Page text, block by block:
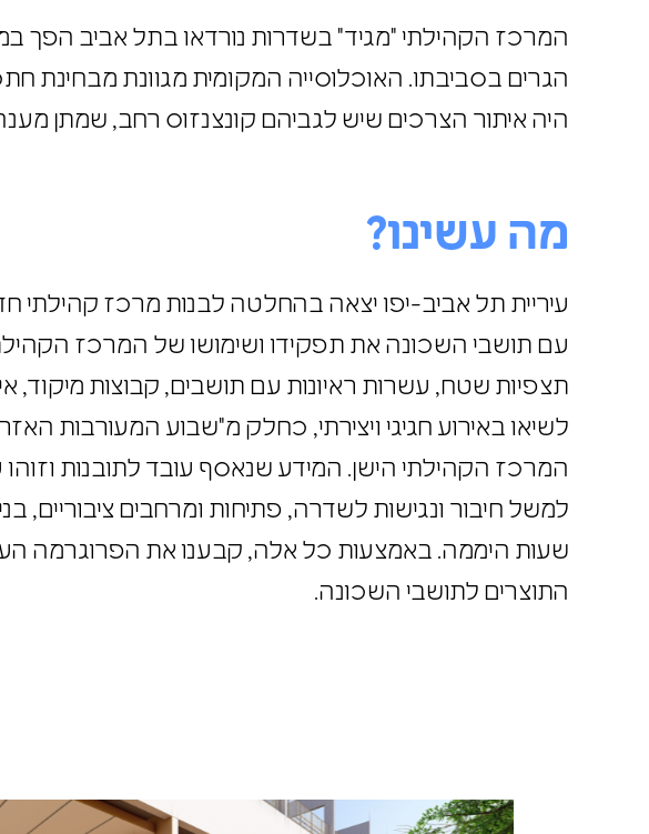
המרכז הקהילתי "מגיד" בשדרות נורדאו בתל אביב הפך
הגרים בסביבתו. האוכלוסייה המקומית מגוונת מבחינת
היה איתור הצרכים שיש לגביהם קונצנזוס רחב, שמתן
מה עשינו?
עיריית תל אביב-יפו יצאה בהחלטה לבנות מרכז קהילתי
עם תושבי השכונה את תפקידו ושימושו של המרכז
תצפיות שטח, עשרות ראיונות עם תושבים, קבוצות מיקוד,
לשיאו באירוע חגיגי ויצירתי, כחלק מ"שבוע המעורבות
המרכז הקהילתי הישן. המידע שנאסף עובד לתובנות
למשל חיבור ונגישות לשדרה, פתיחות ומרחבים ציבוריים,
שעות היממה. באמצעות כל אלה, קבענו את הפרוגרמה
התוצרים לתושבי השכונה.